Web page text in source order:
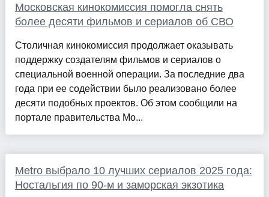
Московская кинокомиссия помогла снять
более десяти фильмов и сериалов об СВО
Столичная кинокомиссия продолжает оказывать
поддержку создателям фильмов и сериалов о
специальной военной операции. За последние два
года при ее содействии было реализовано более
десяти подобных проектов. Об этом сообщили на
портале правительства Мо...
Metro выбрало 10 лучших сериалов 2025 года:
Ностальгия по 90-м и заморская экзотика